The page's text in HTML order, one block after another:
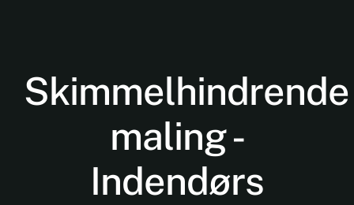
Skimmelhindrende
maling -
Indendørs
valgfrie. De er
nødvendige